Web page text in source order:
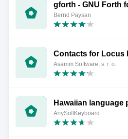
gforth - GNU Forth
Bernd Paysan
Contacts for Locus
Asamm Software, s. r. o.
Hawaiian language
AnySoftKeyboard